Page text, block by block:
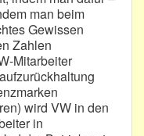
man beim
Gewissen
Zahlen
Mitarbeiter
wird VW in den
in